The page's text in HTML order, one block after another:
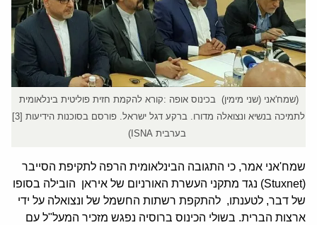
(שמח'אני (שני מימין) בכינוס אופה :קורא להקמת חזית פוליטית בינלאומית
לתמיכה בנשיא ונצואלה מדורו. ברקע דגל ישראל. פורסם בסוכנות הידיעות [3]
בערבית ISNA)
שמח'אני אמר, כי התגובה הבינלאומית הרפה לתקיפת הסייבר
(Stuxnet) נגד מתקני העשרת האורניום של איראן הובילה בסופו
של דבר, לטענתו, להתקפת רשתות החשמל של ונצואלה על ידי
ארצות הברית. בשולי הכינוס ברוסיה נפגש מזכיר המעל"ל עם